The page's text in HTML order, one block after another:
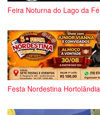
Feira Noturna do Lago da Fé
Festa Nordestina Hortolândia